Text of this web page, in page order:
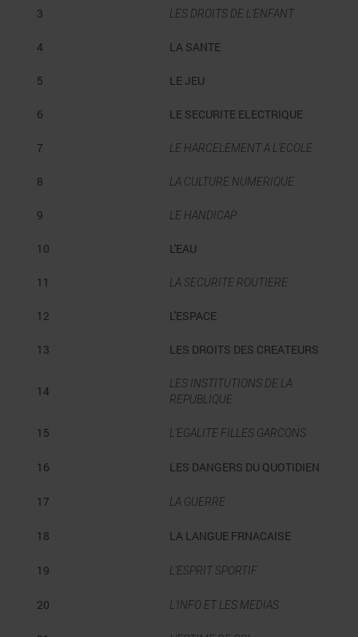
3 LES DROITS DE L'ENFANT
4 LA SANTE
5 LE JEU
6 LE SECURITE ELECTRIQUE
7 LE HARCELEMENT A L'ECOLE
8 LA CULTURE NUMERIQUE
9 LE HANDICAP
10 L'EAU
11 LA SECURITE ROUTIERE
12 L'ESPACE
13 LES DROITS DES CREATEURS
14
LES INSTITUTIONS DE LA
REPUBLIQUE
15 L'EGALITE FILLES GARCONS
16 LES DANGERS DU QUOTIDIEN
17 LA GUERRE
18 LA LANGUE FRNACAISE
19 L'ESPRIT SPORTIF
20 L'INFO ET LES MEDIAS